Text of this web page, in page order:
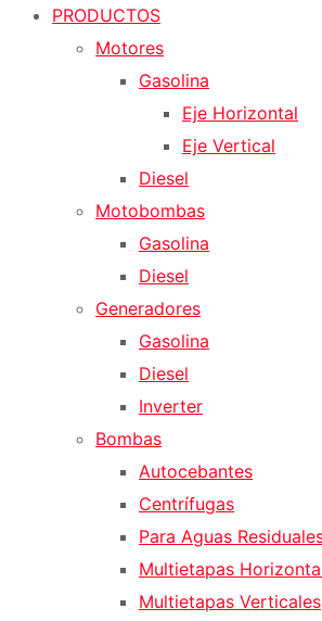
PRODUCTOS
Motores
Gasolina
Eje Horizontal
Eje Vertical
Diesel
Motobombas
Gasolina
Diesel
Generadores
Gasolina
Diesel
Inverter
Bombas
Autocebantes
Centrífugas
Para Aguas
Multietapas
Multietapas Verticales